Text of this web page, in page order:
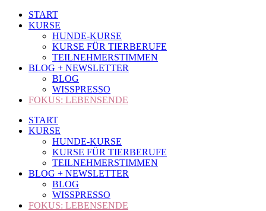
START
KURSE
HUNDE-KURSE
KURSE FÜR TIERBERUFE
TEILNEHMERSTIMMEN
BLOG + NEWSLETTER
BLOG
WISSPRESSO
FOKUS: LEBENSENDE
START
KURSE
HUNDE-KURSE
KURSE FÜR TIERBERUFE
TEILNEHMERSTIMMEN
BLOG + NEWSLETTER
BLOG
WISSPRESSO
FOKUS: LEBENSENDE